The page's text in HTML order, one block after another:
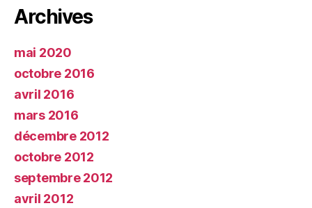
Archives
mai 2020
octobre 2016
avril 2016
mars 2016
décembre 2012
octobre 2012
septembre 2012
avril 2012